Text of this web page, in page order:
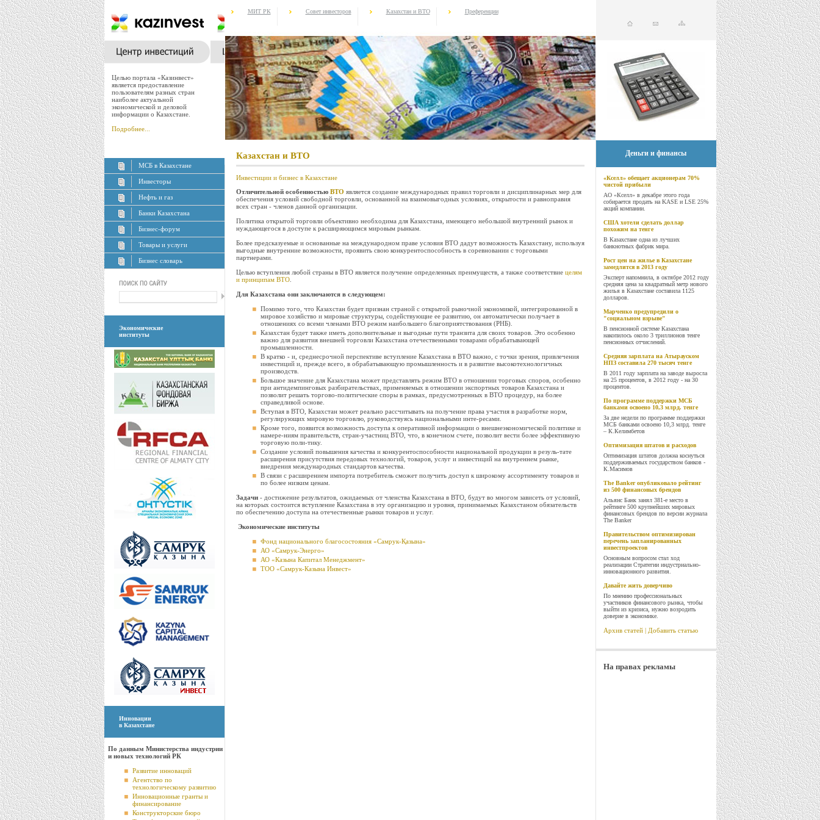
Целью портала «Казинвест»
является предоставление
пользователям разных стран
наиболее актуальной
экономической и деловой
информации о Казахстане.
Подробнее...
МСБ в Казахстане
Инвесторы
Нефть и газ
Банки Казахстана
Бизнес-форум
Товары и услуги
Бизнес словарь
Экономические
институты
Инновации
в Казахстане
По данным Министерства индустрии
и новых технологий РК
Развитие инноваций
Агентство по
технологическому развитию
Инновационные гранты и
финансирование
Конструкторские бюро
МИТ РК Совет инвесторов Казахстан и ВТО Преференции
Казахстан и ВТО
Инвестиции и бизнес в Казахстане
Отличительной особенностью ВТО является создание международных правил торговли и дисциплинарных мер для
обеспечения условий свободной торговли, основанной на взаимовыгодных условиях, открытости и равноправия
всех стран - членов данной организации.
Политика открытой торговли объективно необходима для Казахстана, имеющего небольшой внутренний рынок и
нуждающегося в доступе к расширяющимся мировым рынкам.
Более предсказуемые и основанные на международном праве условия ВТО дадут возможность Казахстану, используя
выгодные внутренние возможности, проявить свою конкурентоспособность в соревновании с торговыми
партнерами.
Целью вступления любой страны в ВТО является получение определенных преимуществ, а также соответствие целям
и принципам ВТО.
Для Казахстана они заключаются в следующем:
Помимо того, что Казахстан будет признан страной с открытой рыночной экономикой, интегрированной в
мировое хозяйство и мировые структуры, содействующие ее развитию, он автоматически получает в
отношениях со всеми членами ВТО режим наибольшего благоприятствования (РНБ).
Казахстан будет также иметь дополнительные и выгодные пути транзита для своих товаров. Это особенно
важно для развития внешней торговли Казахстана отечественными товарами обрабатывающей
промышленности.
В кратко - и, среднесрочной перспективе вступление Казахстана в ВТО важно, с точки зрения, привлечения
инвестиций и, прежде всего, в обрабатывающую промышленность и в развитие высокотехнологичных
производств.
Большое значение для Казахстана может представлять режим ВТО в отношении торговых споров, особенно
при антидемпинговых разбирательствах, применяемых в отношении экспортных товаров Казахстана и
позволит решать торгово-политические споры в рамках, предусмотренных в ВТО процедур, на более
справедливой основе.
Вступая в ВТО, Казахстан может реально рассчитывать на получение права участия в разработке норм,
регулирующих мировую торговлю, руководствуясь национальными инте-ресами.
Кроме того, появится возможность доступа к оперативной информации о внешнеэкономической политике и
намере-ниям правительств, стран-участниц ВТО, что, в конечном счете, позволит вести более эффективную
торговую поли-тику.
Создание условий повышения качества и конкурентоспособности национальной продукции в резуль-тате
расширения присутствия передовых технологий, товаров, услуг и инвестиций на внутреннем рынке,
внедрения международных стандартов качества.
В связи с расширением импорта потребитель сможет получить доступ к широкому ассортименту товаров и
по более низким ценам.
Задачи - достижение результатов, ожидаемых от членства Казахстана в ВТО, будут во многом зависеть от условий,
на которых состоится вступление Казахстана в эту организацию и уровня, принимаемых Казахстаном обязательств
по обеспечению доступа на отечественные рынки товаров и услуг.
Экономические институты
Фонд национального благосостояния «Самрук-Қазына»
АО «Самрук-Энерго»
АО «Казына Капитал Менеджмент»
ТОО «Самрук-Казына Инвест»
Деньги и финансы
«Кселл» обещает акционерам 70%
чистой прибыли
АО «Кселл» в декабре этого года
собирается продать на KASE и LSE 25%
акций компании.
США хотели сделать доллар
похожим на тенге
В Казахстане одна из лучших
банкнотных фабрик мира.
Рост цен на жилье в Казахстане
замедлится в 2013 году
Эксперт напомнила, в октябре 2012 году
средняя цена за квадратный метр нового
жилья в Казахстане составила 1125
долларов.
Марченко предупредили о
"социальном взрыве"
В пенсионной системе Казахстана
накопилось около 3 триллионов тенге
пенсионных отчислений.
Средняя зарплата на Атырауском
НПЗ составила 270 тысяч тенге
В 2011 году зарплата на заводе выросла
на 25 процентов, в 2012 году - на 30
процентов.
По программе поддержки МСБ
банками освоено 10,3 млрд. тенге
За две недели по программе поддержки
МСБ банками освоено 10,3 млрд. тенге
– К.Келимбетов
Оптимизация штатов и расходов
Оптимизация штатов должна коснуться
поддерживаемых государством банков -
К.Масимов
The Banker опубликовало рейтинг
из 500 финансовых брендов
Альянс Банк занял 381-е место в
рейтинге 500 крупнейших мировых
финансовых брендов по версии журнала
The Banker
Правительством оптимизирован
перечень запланированных
инвестпроектов
Основным вопросом стал ход
реализации Стратегии индустриально-
инновационного развития.
Давайте жить доверчиво
По мнению профессиональных
участников финансового рынка, чтобы
выйти из кризиса, нужно возродить
доверие в экономике.
Архив статей| Добавить статью
На правах рекламы